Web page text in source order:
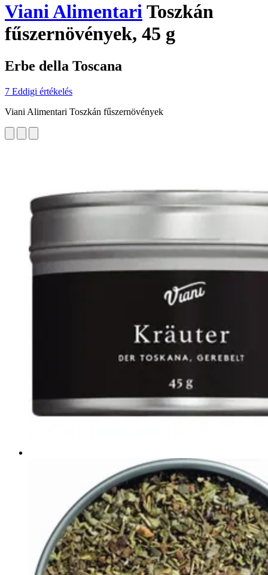
Viani AlimentariToszkán
fűszernövények, 45 g
Erbe della Toscana
7 Eddigi értékelés
Viani Alimentari Toszkán fűszernövények